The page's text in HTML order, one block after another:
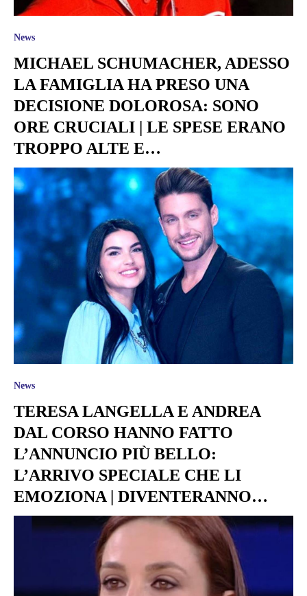
News
MICHAEL SCHUMACHER, ADESSO
LA FAMIGLIA HA PRESO UNA
DECISIONE DOLOROSA: SONO
ORE CRUCIALI | LE SPESE ERANO
TROPPO ALTE E…
News
TERESA LANGELLA E ANDREA
DAL CORSO HANNO FATTO
L’ANNUNCIO PIÙ BELLO:
L’ARRIVO SPECIALE CHE LI
EMOZIONA | DIVENTERANNO…